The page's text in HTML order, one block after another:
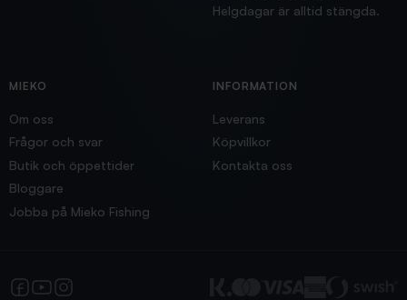
Helgdagar är alltid stängda.
MIEKO
Om oss
Frågor och svar
Butik och öppettider
Bloggare
Jobba på Mieko Fishing
INFORMATION
Leverans
Köpvillkor
Kontakta oss
Facebook
YouTubeInstagram